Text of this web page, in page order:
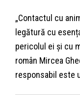
„Contactul cu
legătură cu
pericolul ei și cu
român Mircea
responsabil este